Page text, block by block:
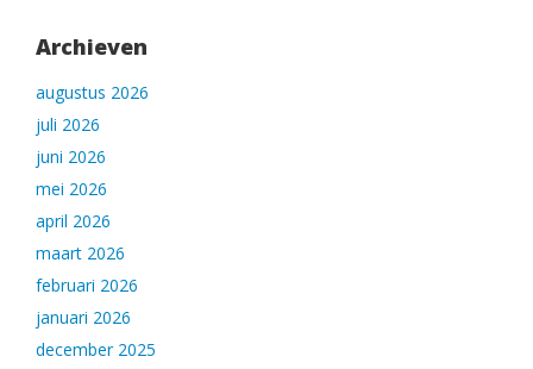
Archieven
augustus 2026
juli 2026
juni 2026
mei 2026
april 2026
maart 2026
februari 2026
januari 2026
december 2025